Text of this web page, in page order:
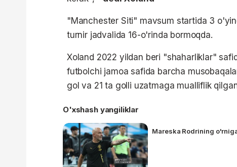
"Manchester Siti" mavsum startida 3
turnir jadvalida 16-o'rinda bormoqda.
Xoland 2022 yildan beri "shaharliklar"
futbolchi jamoa safida barcha
gol va 21 ta golli uzatmaga mualliflik
O'xshash yangiliklar
Mareska Rodrining